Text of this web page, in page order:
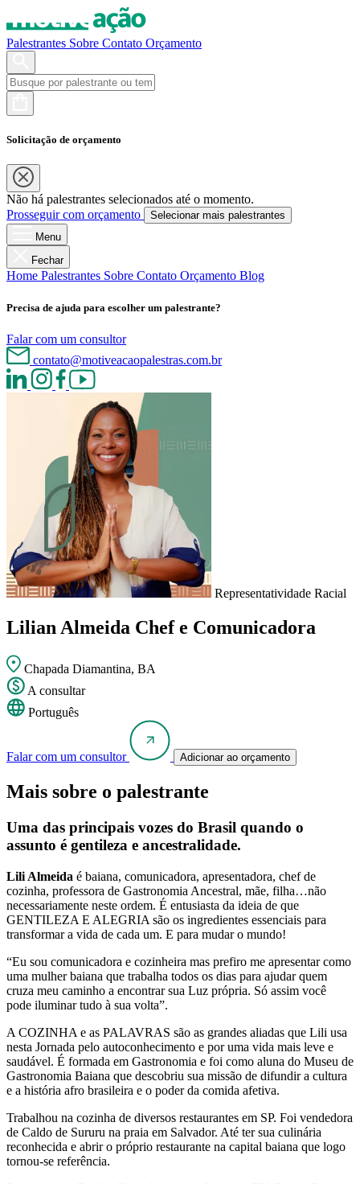
Palestrantes Sobre Contato Orçamento
Solicitação de orçamento
Não há palestrantes selecionados até o momento.
Prosseguir com orçamento
Selecionar mais palestrantes
Menu
Fechar
Home Palestrantes Sobre Contato Orçamento Blog
Precisa de ajuda para escolher um palestrante?
Falar com um consultor
contato@motiveacaopalestras.com.br
Representatividade Racial
Lilian Almeida Chef e Comunicadora
Chapada Diamantina, BA
A consultar
Português
Falar com um consultor Adicionar ao orçamento
Mais sobre o palestrante
Uma das principais vozes do Brasil quando o
assunto é gentileza e ancestralidade.
Lili Almeida é baiana, comunicadora, apresentadora, chef de
cozinha, professora de Gastronomia Ancestral, mãe, filha…não
necessariamente neste ordem. É entusiasta da ideia de que
GENTILEZA E ALEGRIA são os ingredientes essenciais para
transformar a vida de cada um. E para mudar o mundo!
“Eu sou comunicadora e cozinheira mas prefiro me apresentar como
uma mulher baiana que trabalha todos os dias para ajudar quem
cruza meu caminho a encontrar sua Luz própria. Só assim você
pode iluminar tudo à sua volta”.
A COZINHA e as PALAVRAS são as grandes aliadas que Lili usa
nesta Jornada pelo autoconhecimento e por uma vida mais leve e
saudável. É formada em Gastronomia e foi como aluna do Museu de
Gastronomia Baiana que descobriu sua missão de difundir a cultura
e a história afro brasileira e o poder da comida afetiva.
Trabalhou na cozinha de diversos restaurantes em SP. Foi vendedora
de Caldo de Sururu na praia em Salvador. Até ter sua culinária
reconhecida e abrir o próprio restaurante na capital baiana que logo
tornou-se referência.